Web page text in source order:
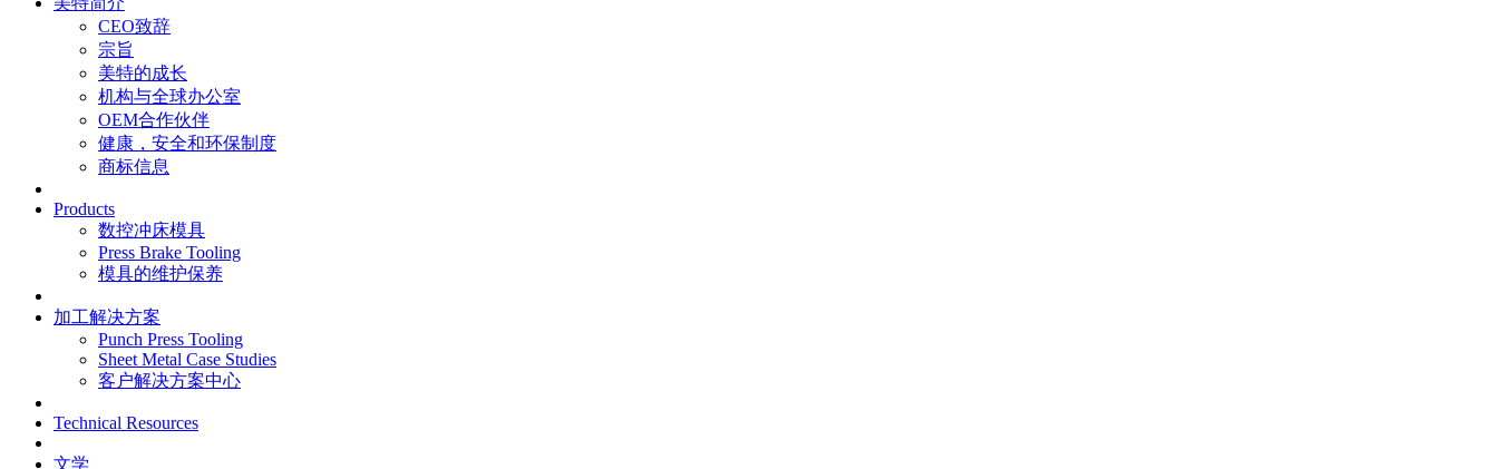
CEO致辞
宗旨
美特的成长
机构与全球办公室
OEM合作伙伴
健康，安全和环保制度
商标信息
Products
数控冲床模具
Press Brake Tooling
模具的维护保养
加工解决方案
Punch Press Tooling
Sheet Metal Case Studies
客户解决方案中心
Technical Resources
文学